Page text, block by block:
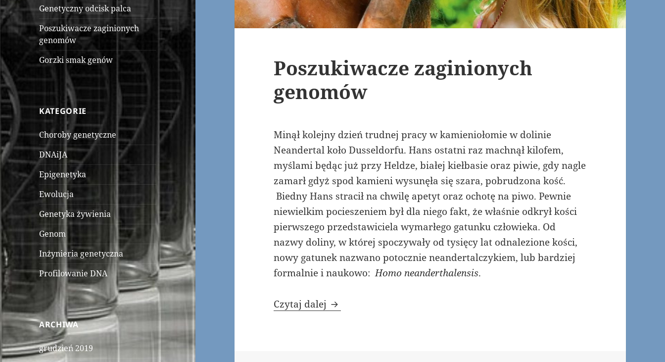
Genetyczny odcisk palca
Poszukiwacze zaginionych
genomów
Gorzki smak genów
KATEGORIE
Choroby genetyczne
DNAiJA
Epigenetyka
Ewolucja
Genetyka żywienia
Genom
Inżynieria genetyczna
Profilowanie DNA
ARCHIWA
grudzień 2019
Poszukiwacze zaginionych
genomów
Minął kolejny dzień trudnej pracy w kamieniołomie w dolinie
Neandertal koło Dusseldorfu. Hans ostatni raz machnął kilofem,
myślami będąc już przy Heldze, białej kiełbasie oraz piwie, gdy nagle
zamarł gdyż spod kamieni wysunęła się szara, pobrudzona kość.
Biedny Hans stracił na chwilę apetyt oraz ochotę na piwo. Pewnie
niewielkim pocieszeniem był dla niego fakt, że właśnie odkrył kości
pierwszego przedstawiciela wymarłego gatunku człowieka. Od
nazwy doliny, w której spoczywały od tysięcy lat odnalezione kości,
nowy gatunek nazwano potocznie neandertalczykiem, lub bardziej
formalnie i naukowo: ​Homo neanderthalensis.
Czytaj dalej Poszukiwacze zaginionych genomów